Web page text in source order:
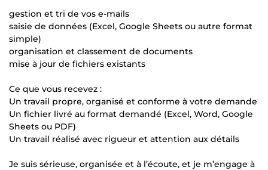
gestion et tri de vos e-mails
saisie de données (Excel, Google Sheets ou autre format
simple)
organisation et classement de documents
mise à jour de fichiers existants
Ce que vous recevez :
Un travail propre, organisé et conforme à votre demande
Un fichier livré au format demandé (Excel, Word, Google
Sheets ou PDF)
Un travail réalisé avec rigueur et attention aux détails
Je suis sérieuse, organisée et à l’écoute, et je m’engage à